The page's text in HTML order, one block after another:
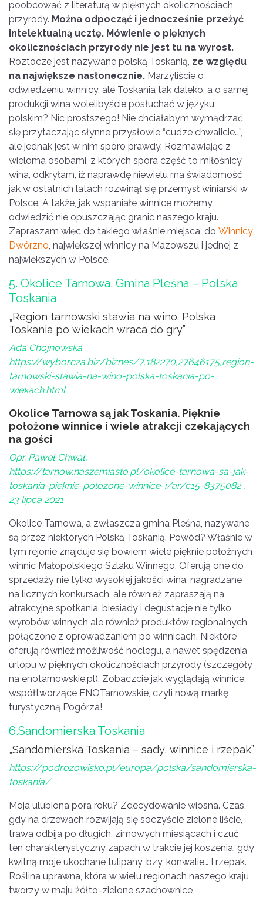
poobcować z literaturą w pięknych okolicznościach
przyrody. Można odpocząć i jednocześnie przeżyć
intelektualną ucztę. Mówienie o pięknych
okolicznościach przyrody nie jest tu na wyrost.
Roztocze jest nazywane polską Toskanią, ze względu
na największe nasłonecznie. Marzyliście o
odwiedzeniu winnicy, ale Toskania tak daleko, a o samej
produkcji wina wolelibyście posłuchać w języku
polskim? Nic prostszego! Nie chciałabym wymądrzać
się przytaczając słynne przysłowie “cudze chwalicie…”,
ale jednak jest w nim sporo prawdy. Rozmawiając z
wieloma osobami, z których spora część to miłośnicy
wina, odkryłam, iż naprawdę niewielu ma świadomość
jak w ostatnich latach rozwinął się przemysł winiarski w
Polsce. A także, jak wspaniałe winnice możemy
odwiedzić nie opuszczając granic naszego kraju.
Zapraszam więc do takiego właśnie miejsca, do Winnicy
Dwórzno , największej winnicy na Mazowszu i jednej z
największych w Polsce.
5. Okolice Tarnowa. Gmina Pleśna – Polska
Toskania
„Region tarnowski stawia na wino. Polska
Toskania po wiekach wraca do gry”
Ada Chojnowska
https://wyborcza.biz/biznes/7,182270,27646175,region-
tarnowski-stawia-na-wino-polska-toskania-po-
wiekach.html
Okolice Tarnowa są jak Toskania. Pięknie
położone winnice i wiele atrakcji czekających
na gości
Opr. Paweł Chwał,
https://tarnow.naszemiasto.pl/okolice-tarnowa-sa-jak-
toskania-pieknie-polozone-winnice-i/ar/c15-8375082 ,
23 lipca 2021
Okolice Tarnowa, a zwłaszcza gmina Pleśna, nazywane
są przez niektórych Polską Toskanią. Powód? Właśnie w
tym rejonie znajduje się bowiem wiele pięknie położnych
winnic Małopolskiego Szlaku Winnego. Oferują one do
sprzedaży nie tylko wysokiej jakości wina, nagradzane
na licznych konkursach, ale również zapraszają na
atrakcyjne spotkania, biesiady i degustacje nie tylko
wyrobów winnych ale również produktów regionalnych
połączone z oprowadzaniem po winnicach. Niektóre
oferują również możliwość noclegu, a nawet spędzenia
urlopu w pięknych okolicznościach przyrody (szczegóły
na enotarnowskie.pl). Zobaczcie jak wyglądają winnice,
współtworzące ENOTarnowskie, czyli nową markę
turystyczną Pogórza!
6.Sandomierska Toskania
„Sandomierska Toskania – sady, winnice i rzepak”
https://podrozowisko.pl/europa/polska/sandomierska-
toskania/
Moja ulubiona pora roku? Zdecydowanie wiosna. Czas,
gdy na drzewach rozwijają się soczyście zielone liście,
trawa odbija po długich, zimowych miesiącach i czuć
ten charakterystyczny zapach w trakcie jej koszenia, gdy
kwitną moje ukochane tulipany, bzy, konwalie… I rzepak.
Roślina uprawna, która w wielu regionach naszego kraju
tworzy w maju żółto-zielone szachownice